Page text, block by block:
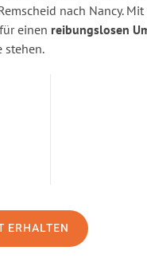
nach Nancy.
einen reibungslosen
stehen.
ERHALTEN